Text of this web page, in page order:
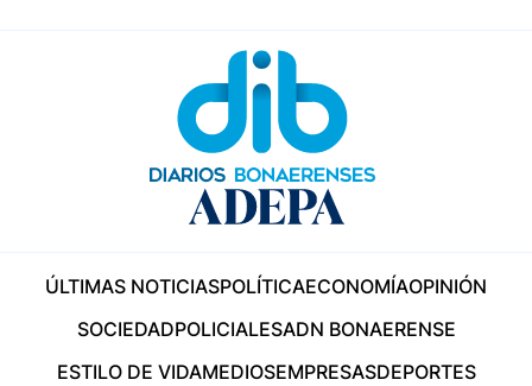
ÚLTIMAS NOTICIASPOLÍTICAECONOMÍAOPINIÓN
SOCIEDADPOLICIALESADN BONAERENSE
ESTILO DE VIDAMEDIOSEMPRESASDEPORTES